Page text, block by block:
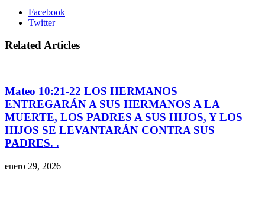
Facebook
Twitter
Related Articles
Mateo 10:21-22 LOS HERMANOS
ENTREGARÁN A SUS HERMANOS A LA
MUERTE, LOS PADRES A SUS HIJOS, Y LOS
HIJOS SE LEVANTARÁN CONTRA SUS
PADRES. .
enero 29, 2026